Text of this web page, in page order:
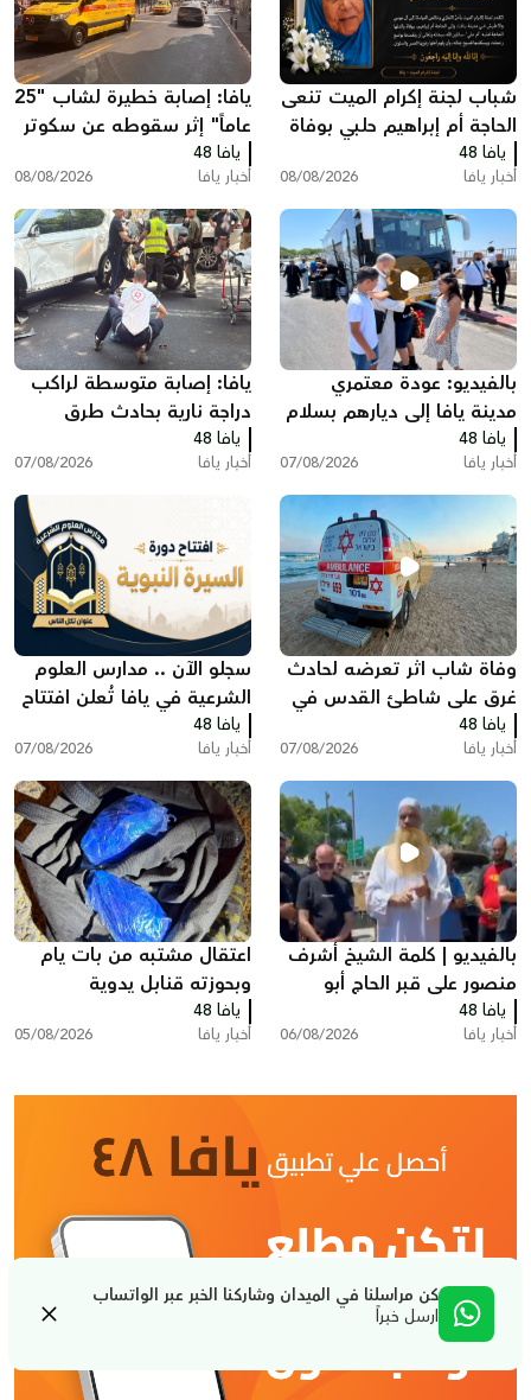
كن مراسلنا في الميدان وشاركنا الخبر عبر الواتساب
ارسل خبراً
شباب لجنة إكرام الميت تنعى
الحاجة أم إبراهيم حلبي بوفاة
والدتها الحاجة أم علي
يافا 48
أخبار يافا 08/08/2026
يافا: إصابة خطيرة لشاب "25
عاماً" إثر سقوطه عن سكوتر
كهربائي
يافا 48
أخبار يافا 08/08/2026
بالفيديو: عودة معتمري
مدينة يافا إلى ديارهم بسلام
بعد أداء مناسك العمرة
يافا 48
أخبار يافا 07/08/2026
يافا: إصابة متوسطة لراكب
دراجة نارية بحادث طرق
يافا 48
أخبار يافا 07/08/2026
وفاة شاب اثر تعرضه لحادث
غرق على شاطئ القدس في
بات يام جنوب يافا
يافا 48
أخبار يافا 07/08/2026
سجلو الآن .. مدارس العلوم
الشرعية في يافا تُعلن افتتاح
دورة "السيرة النبوية"
يافا 48
أخبار يافا 07/08/2026
بالفيديو | كلمة الشيخ أشرف
منصور على قبر الحاج أبو
العبد أبو شهاب
يافا 48
أخبار يافا 06/08/2026
اعتقال مشتبه من بات يام
وبحوزته قنابل يدوية
يافا 48
أخبار يافا 05/08/2026